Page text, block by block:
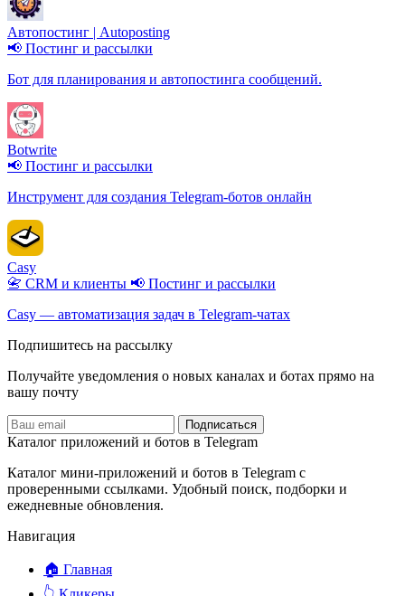
Автопостинг | Autoposting
📢 Постинг и рассылки
Бот для планирования и автопостинга сообщений.
Botwrite
📢 Постинг и рассылки
Инструмент для создания Telegram-ботов онлайн
Casy
📇 CRM и клиенты 📢 Постинг и рассылки
Casy — автоматизация задач в Telegram-чатах
Подпишитесь на рассылку
Получайте уведомления о новых каналах и ботаx прямо на
вашу почту
Подписаться
Каталог приложений и ботов в Telegram
Каталог мини-приложений и ботов в Telegram с
проверенными ссылками. Удобный поиск, подборки и
ежедневные обновления.
Навигация
🏠 Главная